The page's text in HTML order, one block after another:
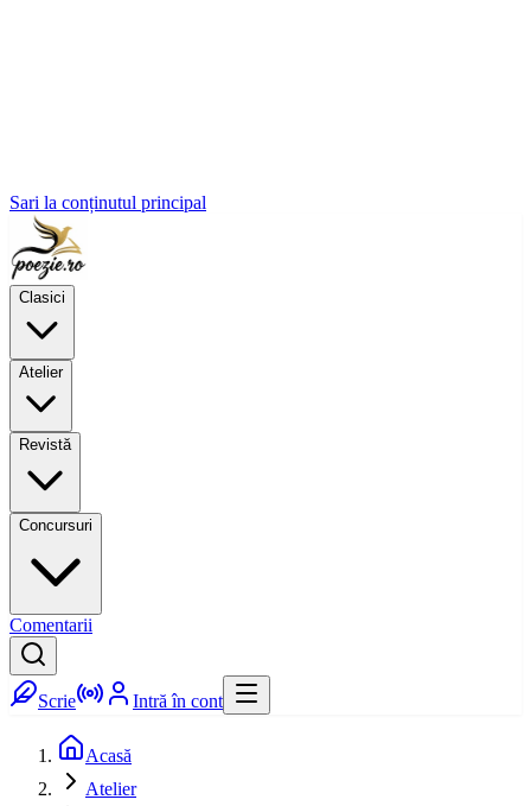
Sari la conținutul principal
Clasici
Atelier
Revistă
Concursuri
Comentarii
Scrie Intră în cont
Acasă
Atelier